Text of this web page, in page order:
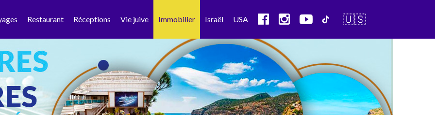
Restaurant Réceptions Vie juive Immobilier Israël USA 🇺🇸